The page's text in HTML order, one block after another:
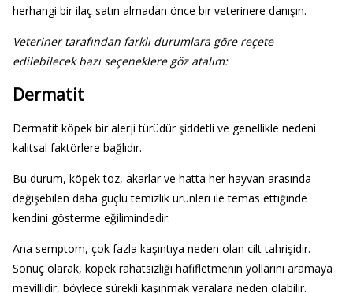
herhangi bir ilaç satın almadan önce bir veterinere danışın.
Veteriner tarafından farklı durumlara göre reçete
edilebilecek bazı seçeneklere göz atalım:
Dermatit
Dermatit köpek bir alerji türüdür şiddetli ve genellikle nedeni
kalıtsal faktörlere bağlıdır.
Bu durum, köpek toz, akarlar ve hatta her hayvan arasında
değişebilen daha güçlü temizlik ürünleri ile temas ettiğinde
kendini gösterme eğilimindedir.
Ana semptom, çok fazla kaşıntıya neden olan cilt tahrişidir.
Sonuç olarak, köpek rahatsızlığı hafifletmenin yollarını aramaya
meyillidir, böylece sürekli kaşınmak yaralara neden olabilir.